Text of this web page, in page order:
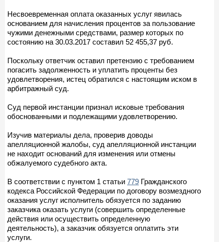
Несвоевременная оплата оказанных услуг явилась
основанием для начисления процентов за пользование
чужими денежными средствами, размер которых по
состоянию на 30.03.2017 составил 52 455,37 руб.
Поскольку ответчик оставил претензию с требованием
погасить задолженность и уплатить проценты без
удовлетворения, истец обратился с настоящим иском в
арбитражный суд.
Суд первой инстанции признал исковые требования
обоснованными и подлежащими удовлетворению.
Изучив материалы дела, проверив доводы
апелляционной жалобы, суд апелляционной инстанции
не находит оснований для изменения или отмены
обжалуемого судебного акта.
В соответствии с пунктом 1 статьи 779 Гражданского
кодекса Российской Федерации по договору возмездного
оказания услуг исполнитель обязуется по заданию
заказчика оказать услуги (совершить определенные
действия или осуществить определенную
деятельность), а заказчик обязуется оплатить эти
услуги.